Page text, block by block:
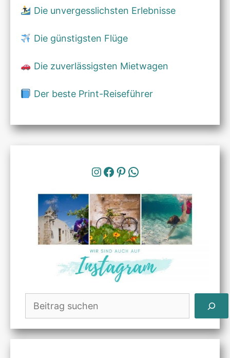
Die unvergesslichsten Erlebnisse
Die günstigsten Flüge
Die zuverlässigsten Mietwagen
Der beste Print-Reiseführer
Instagram
Facebook
Pinterest
WhatsApp
Suchen